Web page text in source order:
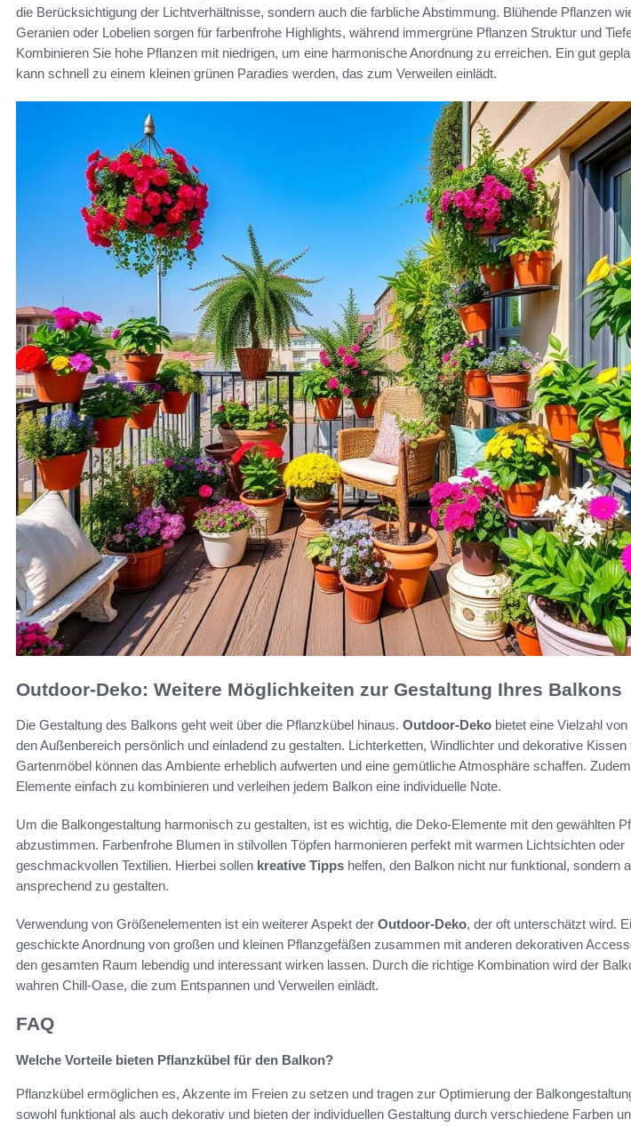
die Berücksichtigung der Lichtverhältnisse, sondern auch die farbliche Abstimmung. Blühende Pflanzen
Geranien oder Lobelien sorgen für farbenfrohe Highlights, während immergrüne Pflanzen Struktur und
Kombinieren Sie hohe Pflanzen mit niedrigen, um eine harmonische Anordnung zu erreichen. Ein gut
kann schnell zu einem kleinen grünen Paradies werden, das zum Verweilen einlädt.
Outdoor-Deko: Weitere Möglichkeiten zur Gestaltung Ihres Balkons
Die Gestaltung des Balkons geht weit über die Pflanzkübel hinaus. Outdoor-Deko bietet eine Vielzahl
den Außenbereich persönlich und einladend zu gestalten. Lichterketten, Windlichter und dekorative Kissen
Gartenmöbel können das Ambiente erheblich aufwerten und eine gemütliche Atmosphäre schaffen.
Elemente einfach zu kombinieren und verleihen jedem Balkon eine individuelle Note.
Um die Balkongestaltung harmonisch zu gestalten, ist es wichtig, die Deko-Elemente mit den gewählten
abzustimmen. Farbenfrohe Blumen in stilvollen Töpfen harmonieren perfekt mit warmen Lichtsichten oder
geschmackvollen Textilien. Hierbei sollen kreative Tipps helfen, den Balkon nicht nur funktional, sondern
ansprechend zu gestalten.
Verwendung von Größenelementen ist ein weiterer Aspekt der Outdoor-Deko, der oft unterschätzt wird.
geschickte Anordnung von großen und kleinen Pflanzgefäßen zusammen mit anderen dekorativen
den gesamten Raum lebendig und interessant wirken lassen. Durch die richtige Kombination wird der
wahren Chill-Oase, die zum Entspannen und Verweilen einlädt.
FAQ
Welche Vorteile bieten Pflanzkübel für den Balkon?
Pflanzkübel ermöglichen es, Akzente im Freien zu setzen und tragen zur Optimierung der
sowohl funktional als auch dekorativ und bieten der individuellen Gestaltung durch verschiedene Farben